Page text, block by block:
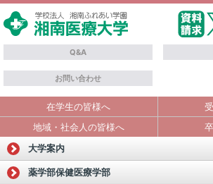
Q&A
お問い合わせ
在学生の皆様へ
地域・社会人の皆様へ
大学案内
薬学部保健医療学部